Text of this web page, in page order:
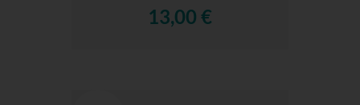
13,00 €